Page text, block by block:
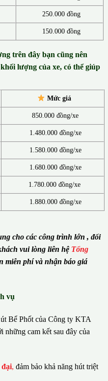
250.000 đồng
150.000 đồng
trên đây bạn cũng nên
lượng của xe, có thể giúp
Mức giá
850.000 đồng/xe
1.480.000 đồng/xe
1.580.000 đồng/xe
1.680.000 đồng/xe
1.780.000 đồng/xe
1.880.000 đồng/xe
cho các công trình lớn , đối
vui lòng liên hệ Tổng
miễn phí và nhận báo giá
vụ
Bể Phốt của Công ty KTA
những cam kết sau đây của
đại, đảm bảo khả năng hút triệt